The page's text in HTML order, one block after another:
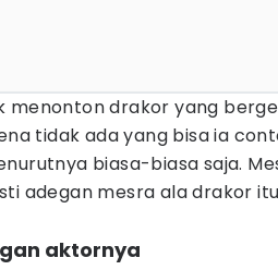
menonton drakor yang
tidak ada yang bisa ia
biasa-biasa saja.
adegan mesra ala drakor
aktornya